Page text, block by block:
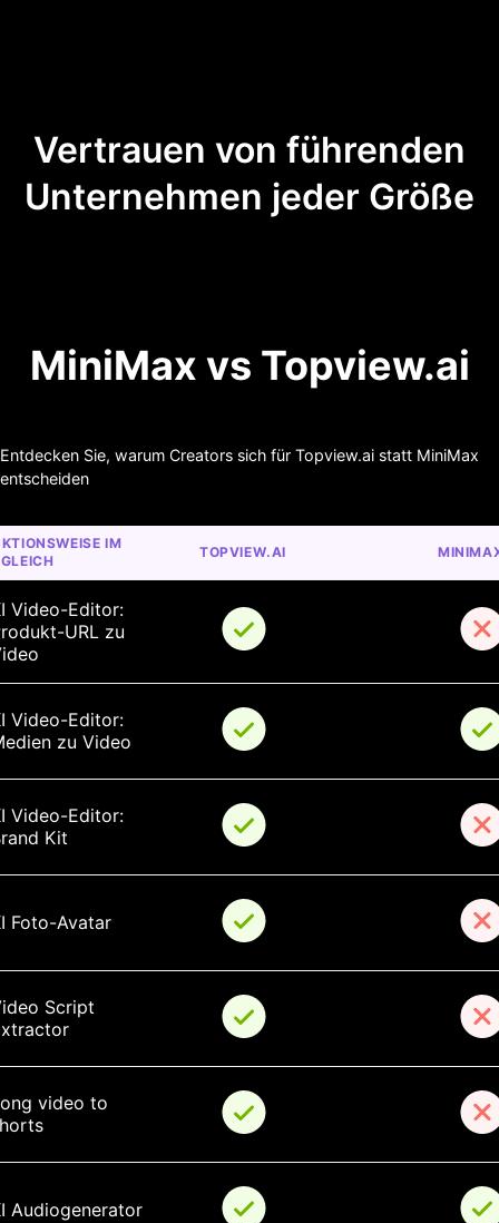
Vertrauen von führenden
Unternehmen jeder Größe
MiniMax vs Topview.ai
Entdecken Sie, warum Creators sich für Topview.ai statt MiniMax
entscheiden
IM
TOPVIEW.AI
Video-Editor:
URL zu
Video-Editor:
zu Video
Video-Editor:
Kit
Foto-Avatar
Script
video to
Audiogenerator